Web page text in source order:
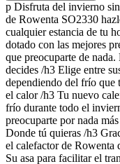
p Disfruta del invierno
de Rowenta SO2330
cualquier estancia de tu
dotado con las mejores
que preocuparte de
decides /h3 Elige entre
dependiendo del frío que
el calor /h3 Tu nuevo
frío durante todo el
preocuparte por nada
Donde tú quieras /h3
el calefactor de Rowenta
Su asa para facilitar el